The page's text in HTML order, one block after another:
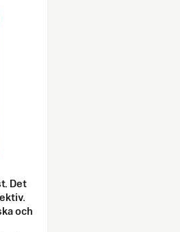
Det
och